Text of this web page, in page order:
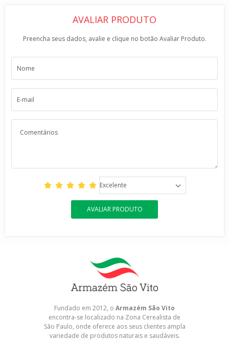
AVALIAR PRODUTO
Preencha seus dados, avalie e clique no botão Avaliar Produto.
Excelente
AVALIAR PRODUTO
Fundado em 2012, o Armazém São Vito
encontra-se localizado na Zona Cerealista de
São Paulo, onde oferece aos seus clientes ampla
variedade de produtos naturais e saudáveis.